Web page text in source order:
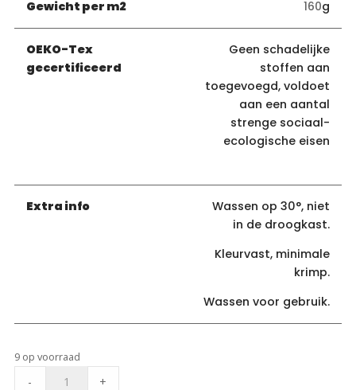
Gewicht per m2 160g
OEKO-Tex
gecertificeerd
Geen schadelijke
stoffen aan
toegevoegd, voldoet
aan een aantal
strenge sociaal-
ecologische eisen
Extra info
Wassen op 30°, niet
in de droogkast.
Kleurvast, minimale
krimp.
Wassen voor gebruik.
9 op voorraad
- +